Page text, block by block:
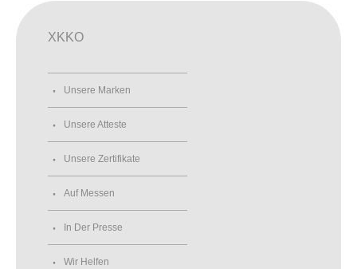
XKKO
Unsere Marken
Unsere Atteste
Unsere Zertifikate
Auf Messen
In Der Presse
Wir Helfen